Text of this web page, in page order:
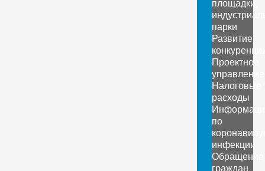
парки
Развитие
Проектное
управление
Налоговые
расходы
по
инфекции
Обращение
граждан